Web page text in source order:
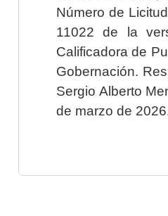
Número de
11022 de la
Calificadora de
Gobernación.
Sergio Alberto
de marzo de